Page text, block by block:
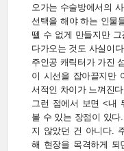
오가는 수술방에서의
선택을 해야 하는 인물
뗄 수 없게 만들지만
다가오는 것도 사실이
주인공 캐릭터가 가진
이 시선을 잡아끌지만
서적인 차이가 느껴진
그런 점에서 보면 <내
볼 수 있는 장점이 있
지 않았던 건 아니다.
해 현장을 목격하게 되